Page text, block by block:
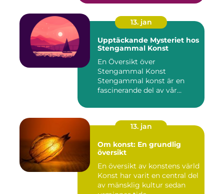
13. jan
Upptäckande Mysteriet hos
Stengammal Konst
En Översikt över
Stengammal Konst
Stengammal konst är en
fascinerande del av vår
13. jan
Om konst: En grundlig
översikt
En översikt av konstens värld
Konst har varit en central del
av mänsklig kultur sedan